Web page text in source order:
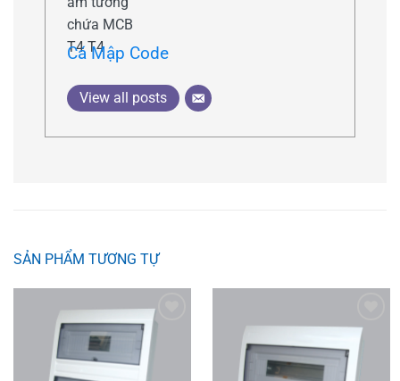
Cá Mập Code
View all posts
SẢN PHẨM TƯƠNG TỰ
Add to
wishlist
Add to
wishlist